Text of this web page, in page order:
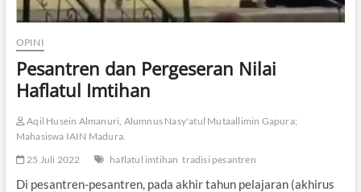
OPINI
Pesantren dan Pergeseran Nilai
Haflatul Imtihan
Aqil Husein Almanuri, Alumnus Nasy'atul Mutaallimin Gapura;
Mahasiswa IAIN Madura.
25 Juli 2022
haflatul imtihan tradisi pesantren
Di pesantren-pesantren, pada akhir tahun pelajaran (akhirus